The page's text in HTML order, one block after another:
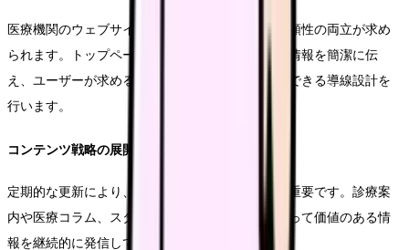
医療機関のウェブサイトには、分かりやすさと信頼性の両立が求め
られます。トップページでは診療所の特徴と基本情報を簡潔に伝
え、ユーザーが求める情報にスムーズにアクセスできる導線設計を
行います。
コンテンツ戦略の展開
定期的な更新により、サイトの鮮度を保つことが重要です。診療案
内や医療コラム、スタッフブログなど、患者にとって価値のある情
報を継続的に発信していきます。